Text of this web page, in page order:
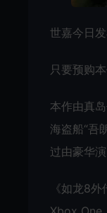
世嘉今日
只要预购
本作由真
海盗船“吾
过由豪华
《如龙8